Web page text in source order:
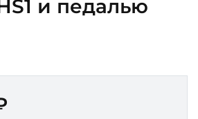
и педалью